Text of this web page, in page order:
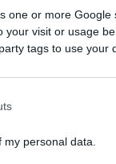
one or more
visit or usage
tags to use your
personal data.
tagjait Veress
Csilla
Attila látható,
További
Attila lép
román nyelvű